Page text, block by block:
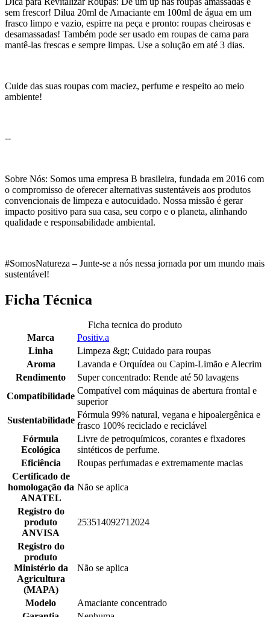
sem frescor! Dilua 20ml de Amaciante em 100ml de água em um
frasco limpo e vazio, espirre na peça e pronto: roupas cheirosas e
desamassadas! Também pode ser usado em roupas de cama para
mantê-las frescas e sempre limpas. Use a solução em até 3 dias.
Cuide das suas roupas com maciez, perfume e respeito ao meio
ambiente!
--
Sobre Nós: Somos uma empresa B brasileira, fundada em 2016 com
o compromisso de oferecer alternativas sustentáveis aos produtos
convencionais de limpeza e autocuidado. Nossa missão é gerar
impacto positivo para sua casa, seu corpo e o planeta, alinhando
qualidade e responsabilidade ambiental.
#SomosNatureza – Junte-se a nós nessa jornada por um mundo mais
sustentável!
Ficha Técnica
Ficha tecnica do produto
Marca
Positiv.a
Linha
Limpeza &gt; Cuidado para roupas
Aroma
Lavanda e Orquídea ou Capim-Limão e Alecrim
Rendimento
Super concentrado: Rende até 50 lavagens
Compatibilidade
Compatível com máquinas de abertura frontal e
superior
Sustentabilidade
Fórmula 99% natural, vegana e hipoalergênica e
frasco 100% reciclado e reciclável
Fórmula
Ecológica
Livre de petroquímicos, corantes e fixadores
sintéticos de perfume.
Eficiência
Roupas perfumadas e extremamente macias
Certificado de
homologação da
ANATEL
Não se aplica
Registro do
produto
ANVISA
253514092712024
Registro do
produto
Ministério da
Agricultura
(MAPA)
Não se aplica
Modelo
Amaciante concentrado